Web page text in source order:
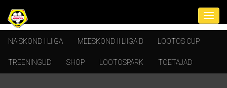
NAISKOND I LIIGA MEESKOND II LIIGA B LOOTOS CUP
TREENINGUD SHOP LOOTOSPARK TOETAJAD